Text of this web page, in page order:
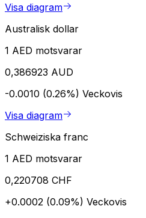
Visa diagram
Australisk dollar
1 AED motsvarar
0,386923 AUD
-0.0010 (0.26%) Veckovis
Visa diagram
Schweiziska franc
1 AED motsvarar
0,220708 CHF
+0.0002 (0.09%) Veckovis